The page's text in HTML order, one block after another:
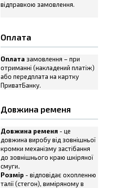
відправкою замовлення.
Оплата
Оплата замовлення – при
отриманні (накладений платіж)
або передплата на картку
ПриватБанку.
Довжина ременя
Довжина ременя - це
довжина виробу від зовнішньої
кромки механізму застібання
до зовнішнього краю шкіряної
смуги.
Розмір - відповідає охопленню
талії (стегон), виміряному в